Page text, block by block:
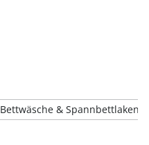
Bettwäsche & Spannbettlaken